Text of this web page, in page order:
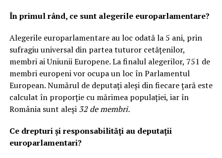
În primul rând, ce sunt alegerile europarlamentare?
Alegerile europarlamentare au loc odată la 5 ani, prin
sufragiu universal din partea tuturor cetățenilor,
membri ai Uniunii Europene. La finalul alegerilor, 751 de
membri europeni vor ocupa un loc în Parlamentul
European. Numărul de deputați aleși din fiecare țară este
calculat în proporție cu mărimea populației, iar în
România sunt aleși 32 de membri.
Ce drepturi și responsabilități au deputații
europarlamentari?